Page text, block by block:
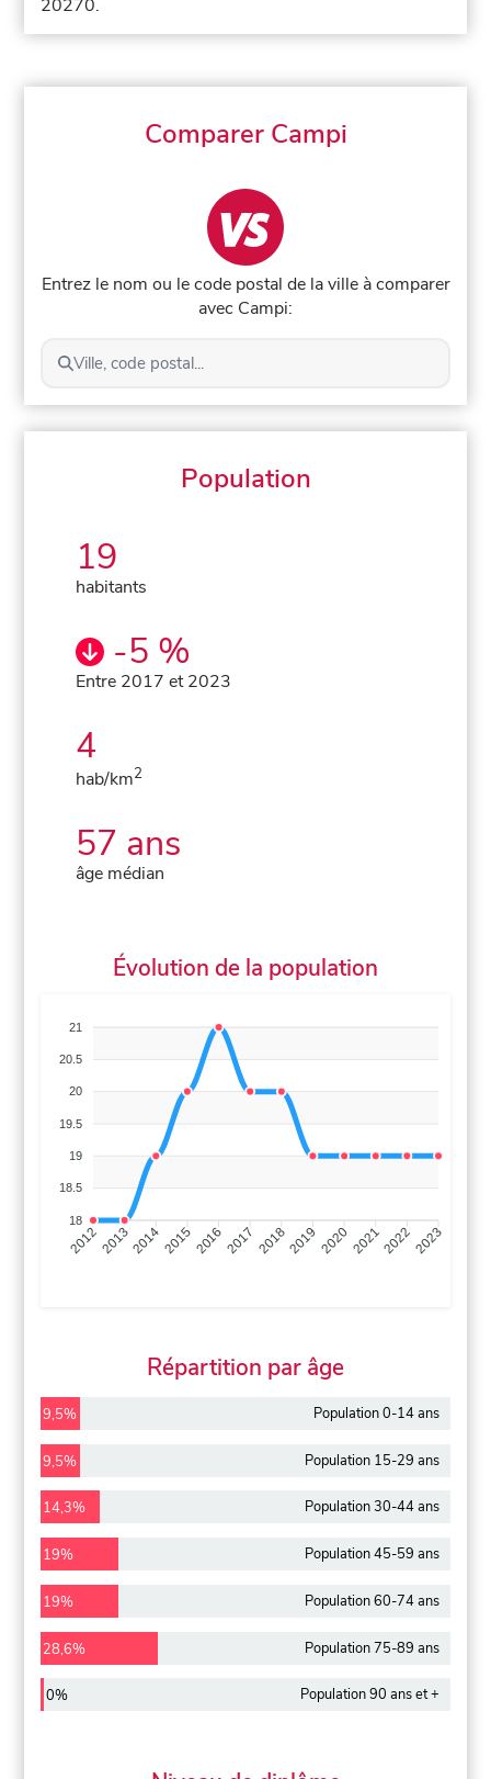
20270.
Comparer Campi
Entrez le nom ou le code postal de la ville à comparer
avec Campi:
Ville, code postal...
Population
19
habitants
-5 %
Entre 2017 et 2023
4
hab/km2
57 ans
âge médian
Évolution de la population
21
20.5
20
19.5
19
18.5
18
201220132014201520162017 20182019 2020202120222023
Répartition par âge
9,5% Population 0-14 ans
9,5% Population 15-29 ans
14,3% Population 30-44 ans
19% Population 45-59 ans
19% Population 60-74 ans
28,6% Population 75-89 ans
0% Population 90 ans et +